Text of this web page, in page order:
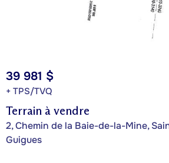
Terrain à vendre
2, Chemin de la Baie-de-la-Mine,
Guigues
39 981 $
+ TPS/TVQ